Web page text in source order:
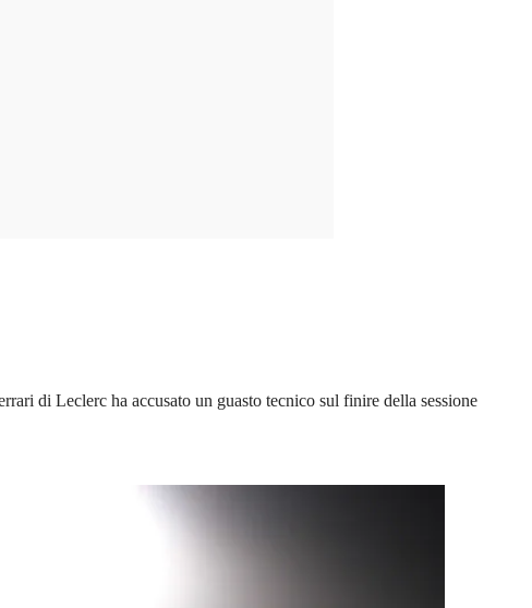
di Leclerc ha accusato un guasto tecnico sul finire della sessione